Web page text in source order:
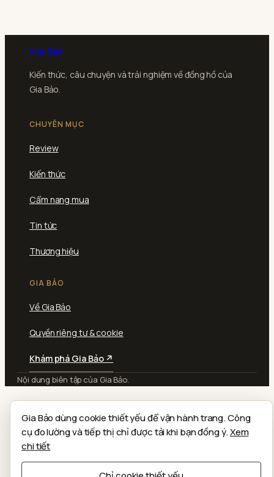
Gia Bảo
Kiến thức, câu chuyện và trải nghiệm về đồng hồ của
Gia Bảo.
CHUYÊN MỤC
Review
Kiến thức
Cẩm nang mua
Tin tức
Thương hiệu
GIA BẢO
Về Gia Bảo
Quyền riêng tư & cookie
Khám phá Gia Bảo ↗
Nội dung biên tập của Gia Bảo.
Gia Bảo dùng cookie thiết yếu để vận hành trang. Công
cụ đo lường và tiếp thị chỉ được tải khi bạn đồng ý.Xem
chi tiết